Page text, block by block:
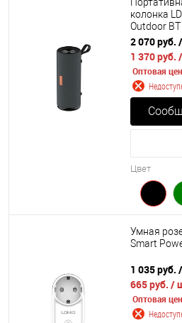
колонка
Outdoor
2 070 руб.
1 370 руб.
Оптовая
Цвет
Умная
Smart
1 035 руб.
665 руб. /
Оптовая